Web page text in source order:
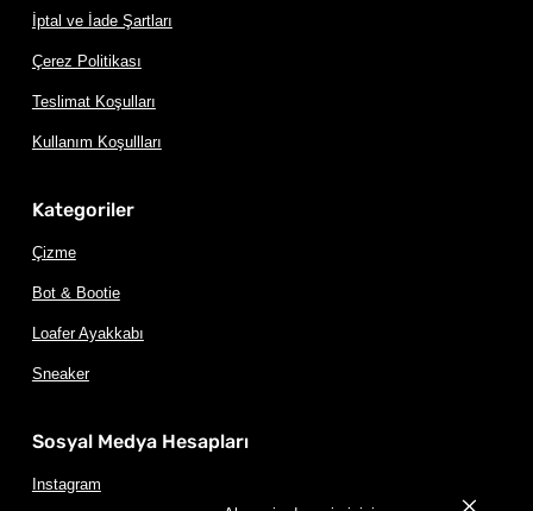
İptal ve İade Şartları
Çerez Politikası
Teslimat Koşulları
Kullanım Koşullları
Kategoriler
Çizme
Bot & Bootie
Loafer Ayakkabı
Sneaker
Sosyal Medya Hesapları
Instagram